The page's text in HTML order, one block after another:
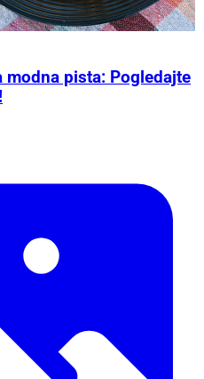
pista: Pogledajte